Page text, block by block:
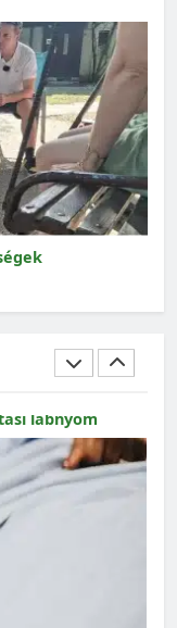
PODCAST
Hang podcast: A
a
lábnyom